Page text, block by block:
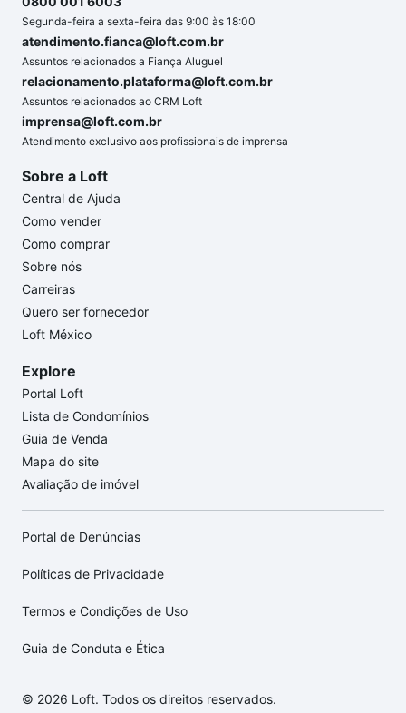
Segunda-feira a sexta-feira das 9:00 às 18:00
atendimento.fianca@loft.com.br
Assuntos relacionados a Fiança Aluguel
relacionamento.plataforma@loft.com.br
Assuntos relacionados ao CRM Loft
imprensa@loft.com.br
Atendimento exclusivo aos profissionais de imprensa
Sobre a Loft
Central de Ajuda
Como vender
Como comprar
Sobre nós
Carreiras
Quero ser fornecedor
Loft México
Explore
Portal Loft
Lista de Condomínios
Guia de Venda
Mapa do site
Avaliação de imóvel
Portal de Denúncias
Políticas de Privacidade
Termos e Condições de Uso
Guia de Conduta e Ética
© 2026 Loft. Todos os direitos reservados.